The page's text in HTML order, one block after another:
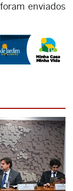
enviados